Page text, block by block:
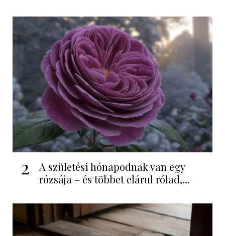
2
A születési hónapodnak van egy
rózsája – és többet elárul rólad,...